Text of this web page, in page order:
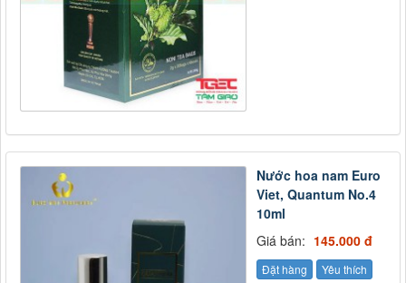
Nước hoa nam Euro
Viet, Quantum No.4
10ml
Giá bán: 145.000 đ
Đặt hàng Yêu thích